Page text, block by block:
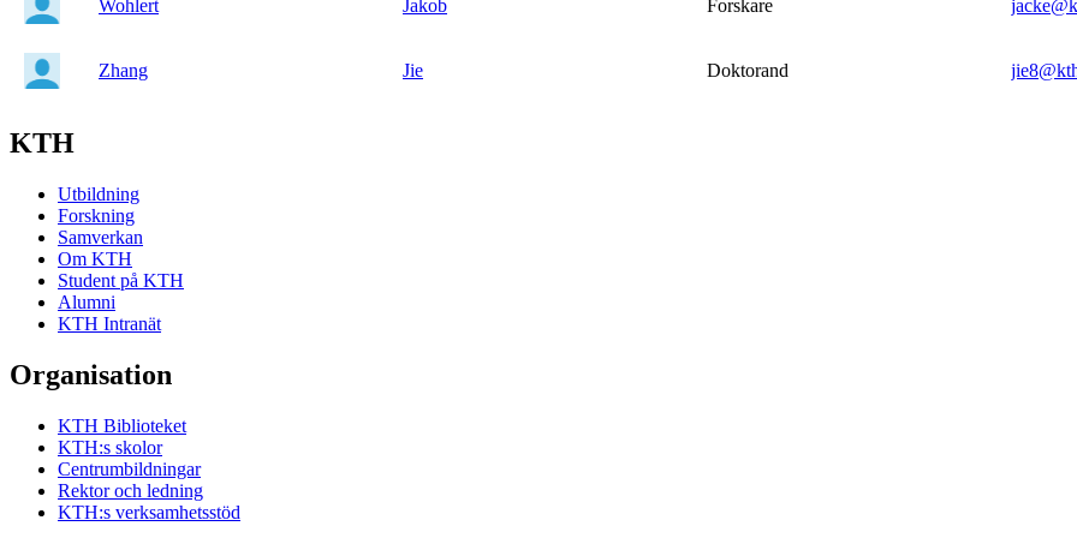
Wohlert Jakob Forskare
Zhang Jie Doktorand
KTH
Utbildning
Forskning
Samverkan
Om KTH
Student på KTH
Alumni
KTH Intranät
Organisation
KTH Biblioteket
KTH:s skolor
Centrumbildningar
Rektor och ledning
KTH:s verksamhetsstöd